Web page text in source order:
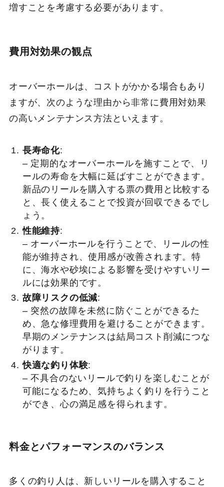
増すことを考慮する必要があります。
費用対効果の観点
オーバーホールは、コストがかかる場合もあり
ますが、次のような理由から非常に費用対効果
の高いメンテナンス方法といえます。
長寿命化:
– 定期的なオーバーホールを施すことで、リ
ールの寿命を大幅に延ばすことができます。
新品のリールを購入する票の費用と比較する
と、長く使えることで投資が回収できるでし
ょう。
性能維持:
– オーバーホールを行うことで、リールの性
能が維持され、使用感が改善されます。特
に、海水や砂埃による影響を受けやすいリー
ルには効果的です。
故障リスクの低減:
– 突然の故障を未然に防ぐことができるた
め、急な修理費用を避けることができます。
早期のメンテナンスは結局コスト削減につな
がります。
快適な釣り体験:
– 不具合のないリールで釣りを楽しむことが
可能になるため、気持ちよく釣りを行うこと
ができ、心の満足感を得られます。
料金とパフォーマンスのバランス
多くの釣り人は、新しいリールを購入すること